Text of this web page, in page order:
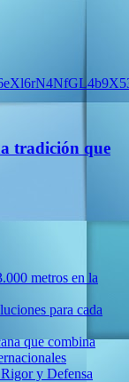
tradición que
metros en la
para cada
que combina
y Defensa